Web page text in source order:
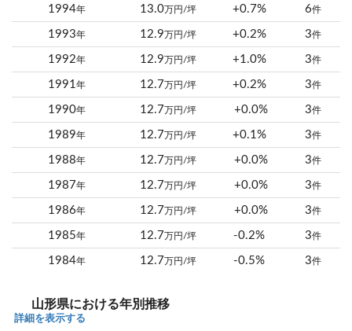
1994年 13.0 万円/坪 +0.7% 6件
1993年 12.9 万円/坪 +0.2% 3件
1992年 12.9 万円/坪 +1.0% 3件
1991年 12.7 万円/坪 +0.2% 3件
1990年 12.7 万円/坪 +0.0% 3件
1989年 12.7 万円/坪 +0.1% 3件
1988年 12.7 万円/坪 +0.0% 3件
1987年 12.7 万円/坪 +0.0% 3件
1986年 12.7 万円/坪 +0.0% 3件
1985年 12.7 万円/坪 -0.2% 3件
1984年 12.7 万円/坪 -0.5% 3件
山形県における年別推移
詳細を表示する